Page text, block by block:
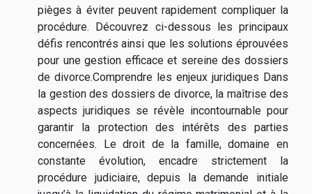
pièges à éviter peuvent rapidement compliquer la
procédure. Découvrez ci-dessous les principaux
défis rencontrés ainsi que les solutions éprouvées
pour une gestion efficace et sereine des dossiers
de divorce.Comprendre les enjeux juridiques Dans
la gestion des dossiers de divorce, la maîtrise des
aspects juridiques se révèle incontournable pour
garantir la protection des intérêts des parties
concernées. Le droit de la famille, domaine en
constante évolution, encadre strictement la
procédure judiciaire, depuis la demande initiale